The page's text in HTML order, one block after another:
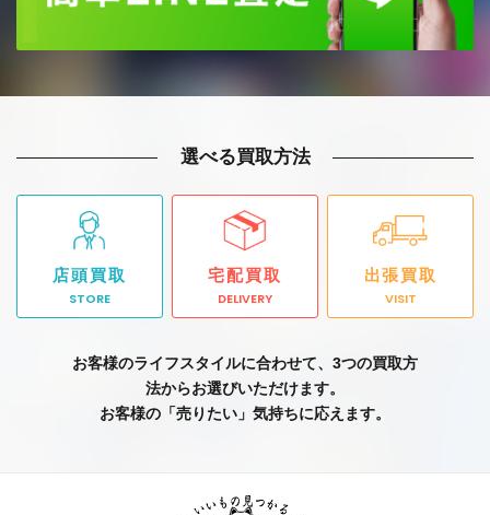
選べる買取方法
店頭買取
STORE
宅配買取
DELIVERY
出張買取
VISIT
お客様のライフスタイルに合わせて、3つの買取方
法からお選びいただけます。
お客様の「売りたい」気持ちに応えます。